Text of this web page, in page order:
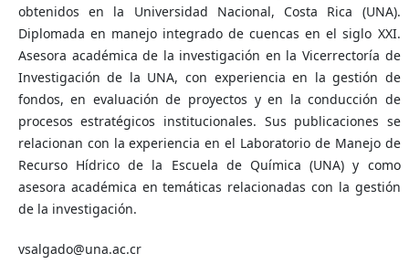
obtenidos en la Universidad Nacional, Costa Rica (UNA).
Diplomada en manejo integrado de cuencas en el siglo XXI.
Asesora académica de la investigación en la Vicerrectoría de
Investigación de la UNA, con experiencia en la gestión de
fondos, en evaluación de proyectos y en la conducción de
procesos estratégicos institucionales. Sus publicaciones se
relacionan con la experiencia en el Laboratorio de Manejo de
Recurso Hídrico de la Escuela de Química (UNA) y como
asesora académica en temáticas relacionadas con la gestión
de la investigación.
vsalgado@una.ac.cr